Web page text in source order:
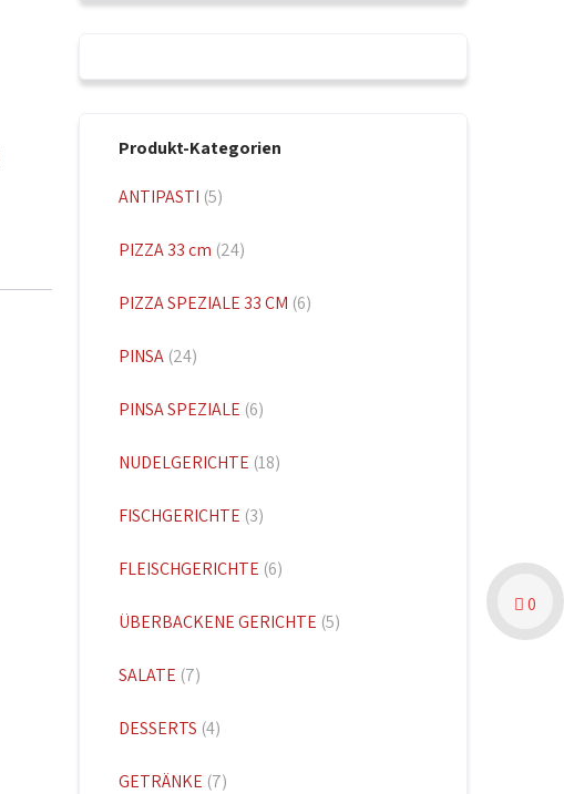
Produkt-Kategorien
ANTIPASTI (5)
PIZZA 33 cm (24)
PIZZA SPEZIALE 33 CM (6)
PINSA (24)
PINSA SPEZIALE (6)
NUDELGERICHTE (18)
FISCHGERICHTE (3)
FLEISCHGERICHTE (6)
ÜBERBACKENE GERICHTE (5)
SALATE (7)
DESSERTS (4)
GETRÄNKE (7)
0